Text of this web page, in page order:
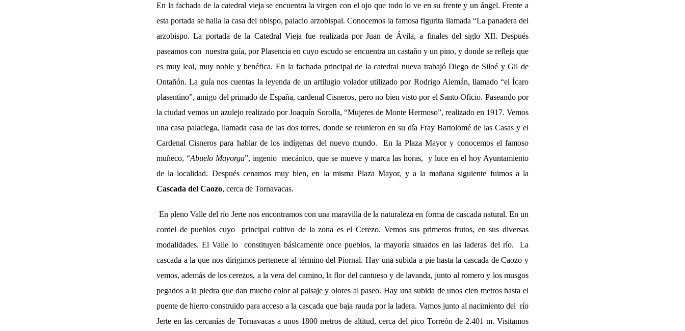
En la fachada de la catedral vieja se encuentra la virgen con el ojo que todo lo ve en su frente y un ángel. Frente a
esta portada se halla la casa del obispo, palacio arzobispal. Conocemos la famosa figurita llamada “La panadera del
arzobispo. La portada de la Catedral Vieja fue realizada por Juan de Ávila, a finales del siglo XII. Después
paseamos con nuestra guía, por Plasencia en cuyo escudo se encuentra un castaño y un pino, y donde se refleja que
es muy leal, muy noble y benéfica. En la fachada principal de la catedral nueva trabajó Diego de Siloé y Gil de
Ontañón. La guía nos cuentas la leyenda de un artilugio volador utilizado por Rodrigo Alemán, llamado “el Ícaro
plasentino”, amigo del primado de España, cardenal Cisneros, pero no bien visto por el Santo Oficio. Paseando por
la ciudad vemos un azulejo realizado por Joaquín Sorolla, “Mujeres de Monte Hermoso”, realizado en 1917. Vemos
una casa palaciega, llamada casa de las dos torres, donde se reunieron en su día Fray Bartolomé de las Casas y el
Cardenal Cisneros para hablar de los indígenas del nuevo mundo. En la Plaza Mayor y conocemos el famoso
muñeco, “Abuelo Mayorga”, ingenio mecánico, que se mueve y marca las horas, y luce en el hoy Ayuntamiento
de la localidad. Después cenamos muy bien, en la misma Plaza Mayor, y a la mañana siguiente fuimos a la
Cascada del Caozo, cerca de Tornavacas.
En pleno Valle del río Jerte nos encontramos con una maravilla de la naturaleza en forma de cascada natural. En un
cordel de pueblos cuyo principal cultivo de la zona es el Cerezo. Vemos sus primeros frutos, en sus diversas
modalidades. El Valle lo constituyen básicamente once pueblos, la mayoría situados en las laderas del río. La
cascada a la que nos dirigimos pertenece al término del Piornal. Hay una subida a pie hasta la cascada de Caozo y
vemos, además de los cerezos, a la vera del camino, la flor del cantueso y de lavanda, junto al romero y los musgos
pegados a la piedra que dan mucho color al paisaje y olores al paseo. Hay una subida de unos cien metros hasta el
puente de hierro construido para acceso a la cascada que baja rauda por la ladera. Vamos junto al nacimiento del río
Jerte en las cercanías de Tornavacas a unos 1800 metros de altitud, cerca del pico Torreón de 2.401 m. Visitamos